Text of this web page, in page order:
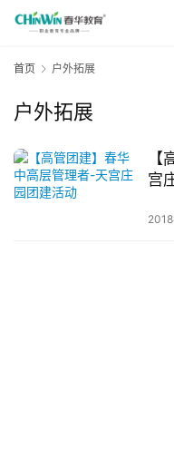
首页 户外拓展
户外拓展
宫